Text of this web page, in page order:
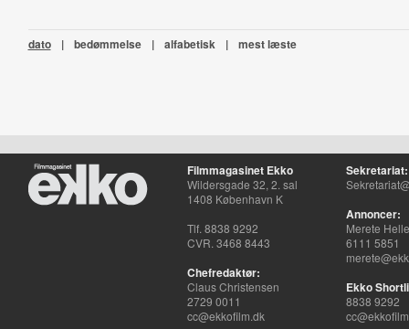
dato | bedømmelse | alfabetisk | mest læste
Filmmagasinet Ekko
Wildersgade 32, 2. sal
1408 København K
Tlf. 8838 9292
CVR. 3468 8443
Chefredaktør:
Claus Christensen
2729 0011
cc@ekkofilm.dk
Sekretariat:
Annoncer:
Merete
6111 5851
Ekko
8838 9292